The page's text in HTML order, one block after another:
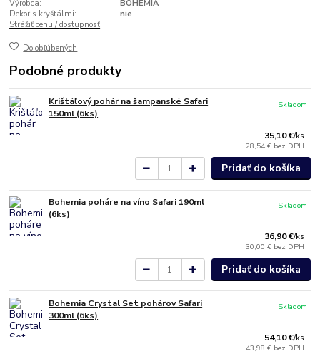
Výrobca:
BOHEMIA
Dekor s kryštálmi:
nie
Strážiť cenu / dostupnosť
Do obľúbených
Podobné produkty
Krištáľový pohár na šampanské Safari
150ml (6ks)
35,10 €/ks
28,54 € bez DPH
Skladom
Pridať do košíka
Bohemia poháre na víno Safari 190ml
(6ks)
36,90 €/ks
30,00 € bez DPH
Skladom
Pridať do košíka
Bohemia Crystal Set pohárov Safari
300ml (6ks)
54,10 €/ks
43,98 € bez DPH
Skladom